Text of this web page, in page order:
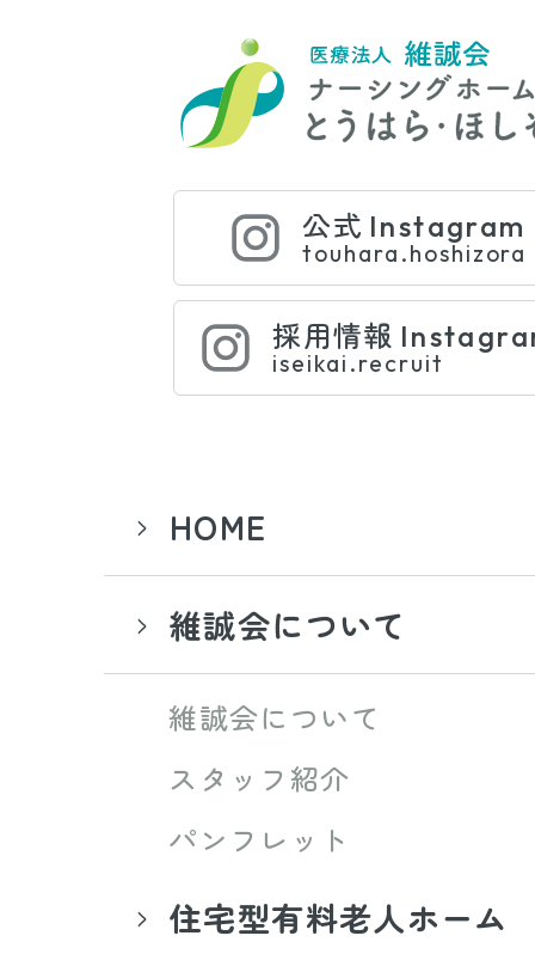
公式 Instagram
touhara.hoshizora
採用情報
iseikai.recruit
HOME
維誠会について
維誠会について
スタッフ紹介
パンフレット
住宅型有料老人ホーム